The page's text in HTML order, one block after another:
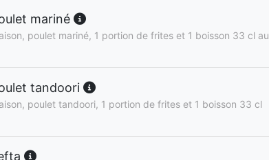
mariné
poulet mariné, 1 portion de frites et 1 boisson 33 cl au
tandoori
poulet tandoori, 1 portion de frites et 1 boisson 33 cl